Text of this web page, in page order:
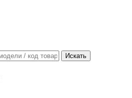
Искать